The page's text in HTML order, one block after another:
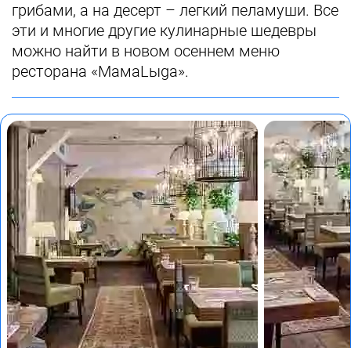
грибами, а на десерт – легкий пеламуши. Все
эти и многие другие кулинарные шедевры
можно найти в новом осеннем меню
ресторана «МамаLыga».